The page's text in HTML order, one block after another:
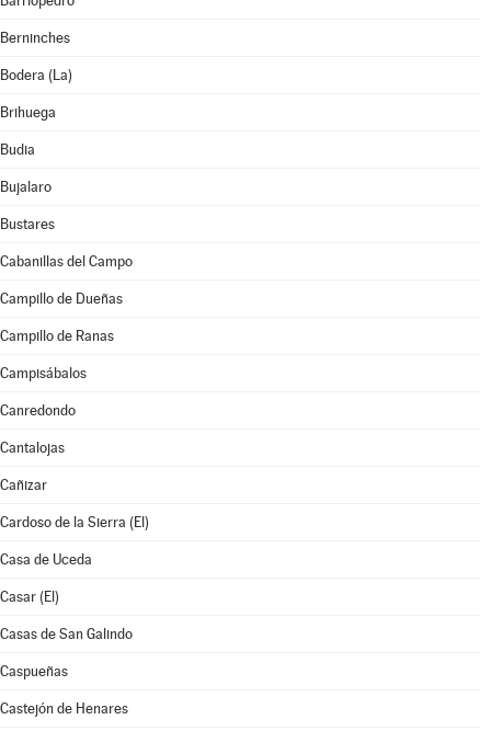
Berninches
Bodera (La)
Brihuega
Budia
Bujalaro
Bustares
Cabanillas del Campo
Campillo de Dueñas
Campillo de Ranas
Campisábalos
Canredondo
Cantalojas
Cañizar
Cardoso de la Sierra (El)
Casa de Uceda
Casar (El)
Casas de San Galindo
Caspueñas
Castejón de Henares